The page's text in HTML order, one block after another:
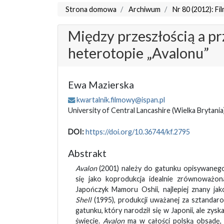
Strona domowa Archiwum Nr 80 (2012):
Między przeszłością a
heterotopie „Avalonu”
Ewa Mazierska
kwartalnik.filmowy@ispan.pl
University of Central Lancashire(Wielka
DOI:https://doi.org/10.36744/kf.2795
Abstrakt
Avalon(2001) należy do gatunku
się jako koprodukcja idealnie
Japończyk Mamoru Oshii, najlepiej znany
Shell(1995), produkcji uważanej za
gatunku, który narodził się w Japonii, ale
świecie. Avalonma w całości polską